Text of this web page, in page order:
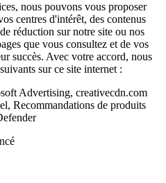
nous pouvons vous proposer
centres d'intérêt, des contenus
réduction sur notre site ou nos
que vous consultez et de vos
succès. Avec votre accord, nous
sur ce site internet :
Advertising, creativecdn.com
Recommandations de produits